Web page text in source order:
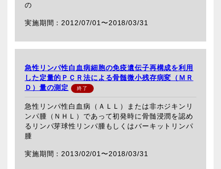
の
2012/07/01〜2018/03/31
急性リンパ性白血病細胞の免疫遺伝子再構成を利用
した定量的ＰＣＲ法による骨髄微小残存病変（ＭＲ
Ｄ）量の測定
急性リンパ性白血病（ＡＬＬ）または非ホジキンリ
ンパ腫（ＮＨＬ）であって初発時に骨髄浸潤を認め
るリンパ芽球性リンパ腫もしくはバーキットリンパ
腫
2013/02/01〜2018/03/31